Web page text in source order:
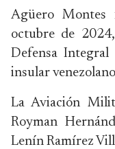
Agüero
octubre de
Defensa Integral
insular
La Aviación
Royman
Lenín Ramírez